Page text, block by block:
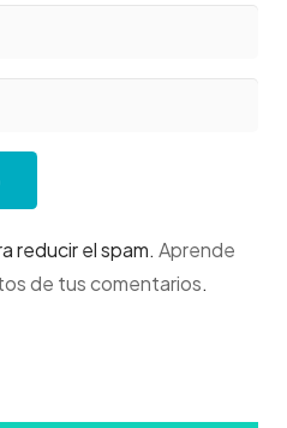
reducir el spam. Aprende
de tus comentarios.